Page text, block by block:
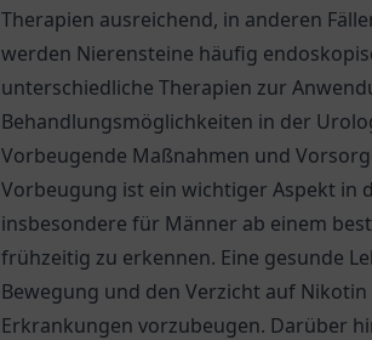
Therapien ausreichend, in anderen
werden Nierensteine häufig
unterschiedliche Therapien zur
Behandlungsmöglichkeiten in der
Vorbeugende Maßnahmen und
Vorbeugung ist ein wichtiger Aspekt in
insbesondere für Männer ab einem
frühzeitig zu erkennen. Eine gesunde
Bewegung und den Verzicht auf
Erkrankungen vorzubeugen. Darüber